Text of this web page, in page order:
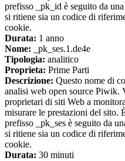
prefisso _pk_id è seguito da
si ritiene sia un codice di
cookie.
Durata: 1 anno
Nome: _pk_ses.1.de4e
Tipologia: analitico
Proprieta: Prime Parti
Descrizione: Questo nome di
analisi web open source Piwik.
proprietari di siti Web a
misurare le prestazioni del sito.
prefisso _pk_ses è seguito da
si ritiene sia un codice di
cookie.
Durata: 30 minuti